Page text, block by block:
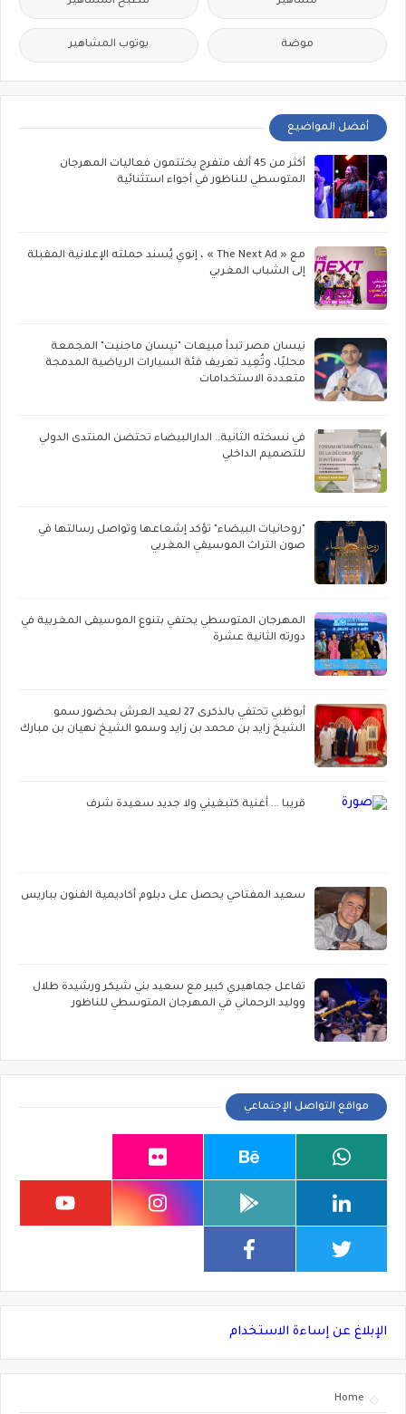
موضة يوتوب المشاهير
أفضل المواضيع
أكثر من 45 ألف متفرج يختتمون فعاليات المهرجان
المتوسطي للناظور في أجواء استثنائية
مع « The Next Ad » ، إنوي يُسند حملته الإعلانية المقبلة
إلى الشباب المغربي
نيسان مصر تبدأ مبيعات "نيسان ماجنيت" المجمعة
محليًا، وتُعِيد تعريف فئة السيارات الرياضية المدمجة
متعددة الاستخدامات
في نسخته الثانية.. الدارالبيضاء تحتضن المنتدى الدولي
للتصميم الداخلي
"روحانيات البيضاء" تؤكد إشعاعها وتواصل رسالتها في
صون التراث الموسيقي المغربي
المهرجان المتوسطي يحتفي بتنوع الموسيقى المغربية في
دورته الثانية عشرة
أبوظبي تحتفي بالذكرى 27 لعيد العرش بحضور سمو
الشيخ زايد بن محمد بن زايد وسمو الشيخ نهيان بن مبارك
قريبا ... أغنية كتبغيني ولا جديد سعيدة شرف
سعيد المفتاحي يحصل على دبلوم أكاديمية الفنون بباريس
تفاعل جماهيري كبير مع سعيد بني شيكر ورشيدة طلال
ووليد الرحماني في المهرجان المتوسطي للناظور
مواقع التواصل الإجتماعي
الإبلاغ عن إساءة الاستخدام
Home